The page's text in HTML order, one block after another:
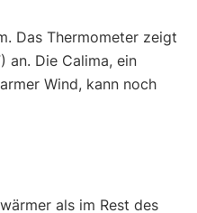
Das Thermometer zeigt
an. Die Calima, ein
Wind, kann noch
als im Rest des